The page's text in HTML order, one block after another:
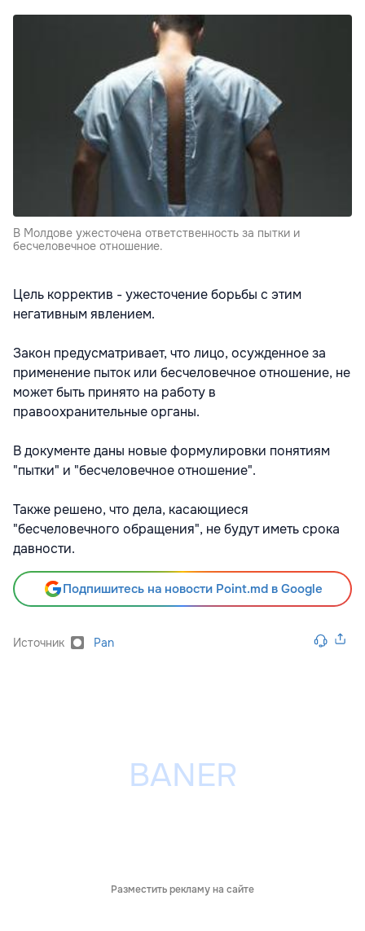
В Молдове ужесточена ответственность за пытки и
бесчеловечное отношение.
Цель корректив - ужесточение борьбы с этим
негативным явлением.
Закон предусматривает, что лицо, осужденное за
применение пыток или бесчеловечное отношение, не
может быть принято на работу в
правоохранительные органы.
В документе даны новые формулировки понятиям
"пытки" и "бесчеловечное отношение".
Также решено, что дела, касающиеся
"бесчеловечного обращения", не будут иметь срока
давности.
Подпишитесь на новости Point.md в Google
Источник Pan
Разместить рекламу на сайте